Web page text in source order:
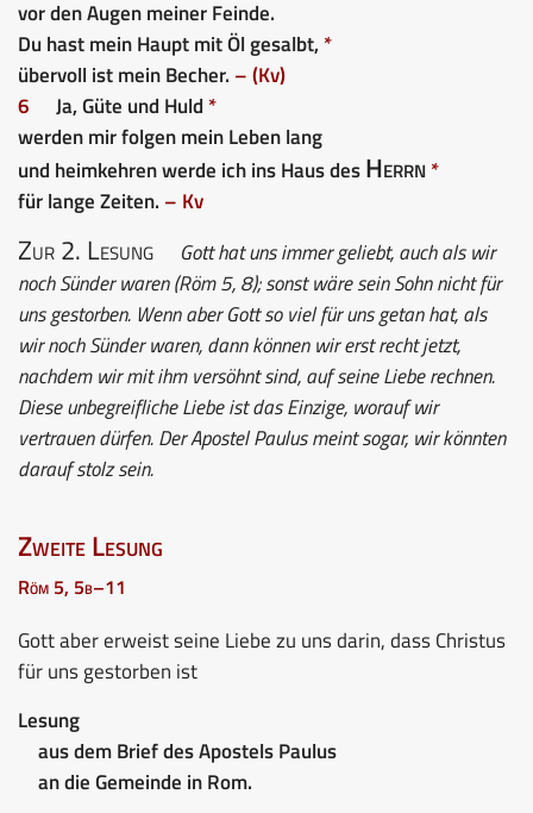
vor den Augen meiner Feinde.
Du hast mein Haupt mit Öl gesalbt, *
übervoll ist mein Becher. – (Kv)
6
Ja, Güte und Huld *
werden mir folgen mein Leben lang
und heimkehren werde ich ins Haus desHerrn*
für lange Zeiten. – Kv
Zur 2. Lesung
Gott hat uns immer geliebt, auch als wir
noch Sünder waren (Röm 5, 8); sonst wäre sein Sohn nicht für
uns gestorben. Wenn aber Gott so viel für uns getan hat, als
wir noch Sünder waren, dann können wir erst recht jetzt,
nachdem wir mit ihm versöhnt sind, auf seine Liebe rechnen.
Diese unbegreifliche Liebe ist das Einzige, worauf wir
vertrauen dürfen. Der Apostel Paulus meint sogar, wir könnten
darauf stolz sein.
Zweite Lesung
Röm 5, 5b–11
Gott aber erweist seine Liebe zu uns darin, dass Christus
für uns gestorben ist
Lesung
aus dem Brief des Apostels Paulus
an die Gemeinde in Rom.